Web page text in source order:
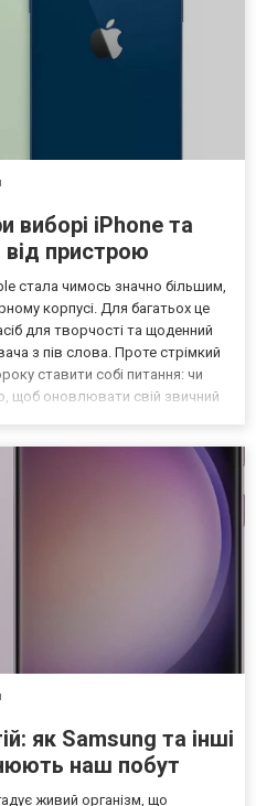
виборі iPhone та
пристрою
стала чимось значно більшим,
корпусі. Для багатьох це
для творчості та щоденний
з пів слова. Проте стрімкий
ставити собі питання: чи
щоб оновлювати свій звичний
як Samsung та інші
наш побут
живий організм, що